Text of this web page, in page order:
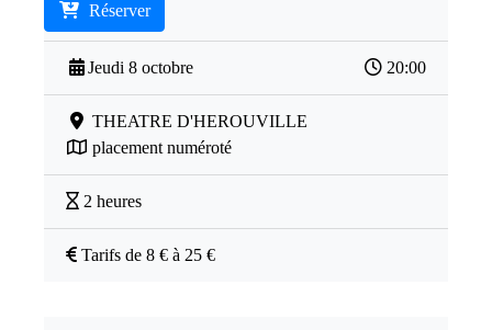
Réserver
Jeudi 8 octobre 20:00
THEATRE D'HEROUVILLE
placement numéroté
2 heures
Tarifs de 8 € à 25 €